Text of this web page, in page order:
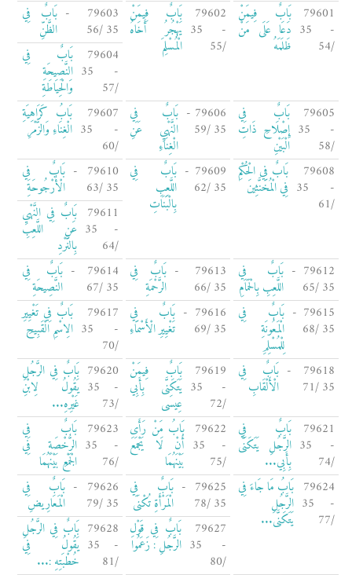
79601
- 35
/54
بَابٌ فِيمَنْ
دَعَا عَلَى مَنْ
ظَلَمَهُ
79602
- 35
/55
بَابٌ فِيمَنْ
يَهْجُرُ أَخَاهُ
الْمُسْلِمَ
79603 -
35 /56
بَابٌ فِي
الظَّنِّ
79604
- 35
/57
بَابٌ فِي
النَّصِيحَةِ
وَالْحِيَاطَةِ
79605
- 35
/58
بَابٌ فِي
إِصْلَاحِ ذَاتِ
الْبَيْنِ
79606 -
35 /59
بَابٌ فِي
النَّهْيِ عَنِ
الْغِنَاءِ
79607
- 35
/60
بَابُ كَرَاهِيَةِ
الْغِنَاءِ وَالزَّمْرِ
79608
- 35
/61
بَابٌ فِي الْحُكْمِ
فِي الْمُخَنَّثِينَ
79609 -
35 /62
بَابٌ فِي
اللَّعِبِ
بِالْبَنَاتِ
79610 -
35 /63
بَابٌ فِي
الْأُرْجُوحَةِ
79611
- 35
/64
بَابٌ فِي النَّهْيِ
عَنِ اللَّعِبِ
بِالنَّرْدِ
79612 -
35 /65
بَابٌ فِي
اللَّعِبِ بِالْحَمَامِ
79613 -
35 /66
بَابٌ فِي
الرَّحْمَةِ
79614 -
35 /67
بَابٌ فِي
النَّصِيحَةِ
79615 -
35 /68
بَابٌ فِي
الْمَعُونَةِ
لِلْمُسْلِمِ
79616 -
35 /69
بَابٌ فِي
تَغْيِيرِ الْأَسْمَاءِ
79617
- 35
/70
بَابٌ فِي تَغْيِيرِ
الِاسْمِ الْقَبِيحِ
79618 -
35 /71
بَابٌ فِي
الْأَلْقَابِ
79619
- 35
/72
بَابٌ فِيمَنْ
يَتَكَنَّى بِأَبِي
عِيسَى
79620
- 35
/73
بَابٌ فِي الرَّجُلِ
يَقُولُ لِابْنِ
غَيْرِهِ...
79621
- 35
/74
بَابٌ فِي
الرَّجُلِ يَتَكَنَّى
بِأَبِي...
79622
- 35
/75
بَابُ مَنْ رَأَى
أَنْ لَا يَجْمَعَ
بَيْنَهُمَا
79623
- 35
/76
بَابٌ فِي
الرُّخْصَةِ فِي
الْجَمْعِ بَيْنَهُمَا
79624
- 35
/77
بَابُ مَا جَاءَ فِي
الرَّجُلِ
يَتَكَنَّى...
79625 -
35 /78
بَابٌ فِي
الْمَرْأَةِ تُكْنَى
79626 -
35 /79
بَابٌ فِي
الْمَعَارِيضِ
79627
- 35
/80
بَابٌ فِي قَوْلِ
الرَّجُلِ : زَعَمُوا
79628
- 35
/81
بَابٌ فِي الرَّجُلِ
يَقُولُ فِي
خُطْبَتِهِ :...